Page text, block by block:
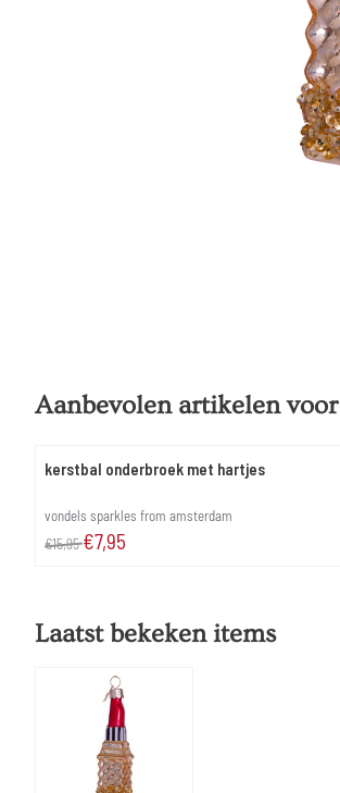
Aanbevolen artikelen voor
kerstbal onderbroek met hartjes
Merk:
vondels sparkles from amsterdam
Van 15,95 voor 7,95
€15,95€7,95
Laatst bekeken items